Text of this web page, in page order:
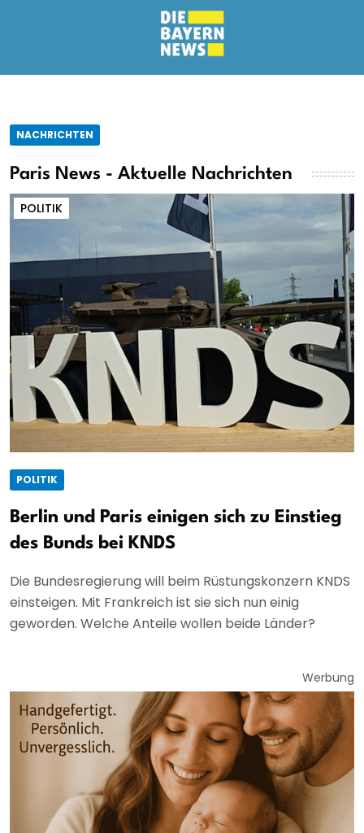
NACHRICHTEN
Paris News - Aktuelle Nachrichten
POLITIK
POLITIK
Berlin und Paris einigen sich zu Einstieg
des Bunds bei KNDS
Die Bundesregierung will beim Rüstungskonzern KNDS
einsteigen. Mit Frankreich ist sie sich nun einig
geworden. Welche Anteile wollen beide Länder?
Werbung